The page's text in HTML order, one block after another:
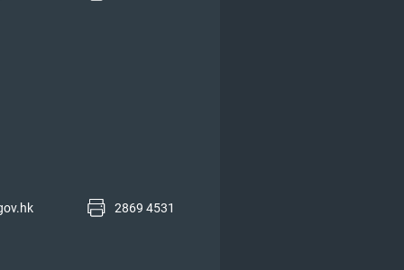
2869 4531